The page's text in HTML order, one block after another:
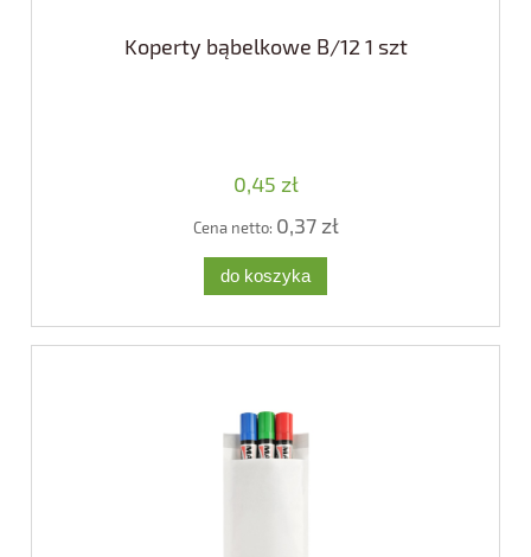
Koperty bąbelkowe B/12 1 szt
0,45 zł
Cena netto: 0,37 zł
do koszyka